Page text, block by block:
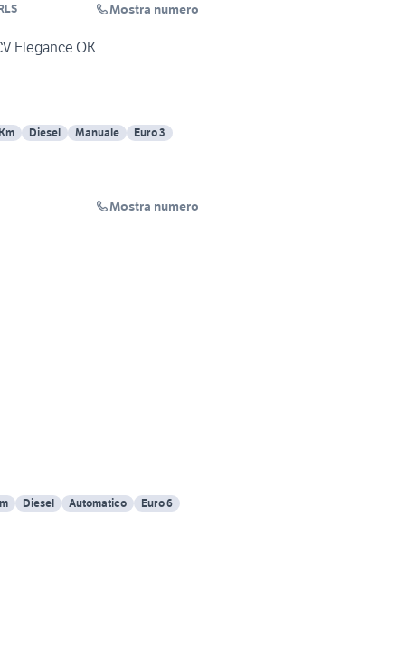
SRLS Mostra numero
Elegance OK
Diesel Manuale Euro 3
Mostra numero
Diesel Automatico Euro 6